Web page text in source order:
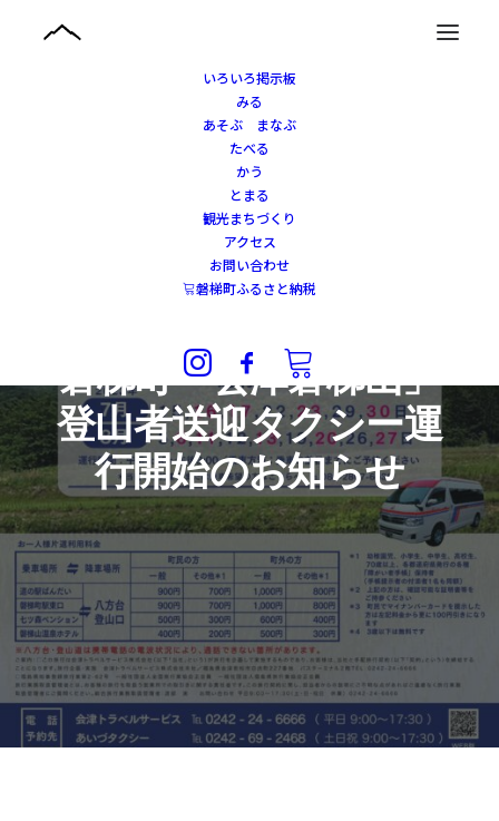
いろいろ掲示板
みる
あそぶ まなぶ
たべる
かう
とまる
観光まちづくり
アクセス
お問い合わせ
磐梯町ふるさと納税
磐梯町「会津磐梯山」
登山者送迎タクシー運
行開始のお知らせ